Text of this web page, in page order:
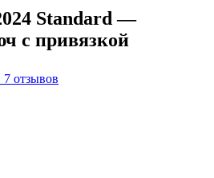
Standard —
с привязкой
7 отзывов